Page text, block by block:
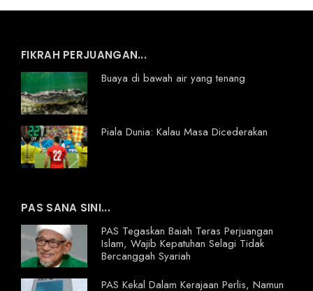
FIKRAH PERJUANGAN...
Buaya di bawah air yang tenang
Piala Dunia: Kalau Masa Dicederakan
PAS SANA SINI...
PAS Tegaskan Baiah Teras Perjuangan
Islam, Wajib Kepatuhan Selagi Tidak
Bercanggah Syariah
PAS Kekal Dalam Kerajaan Perlis, Namun